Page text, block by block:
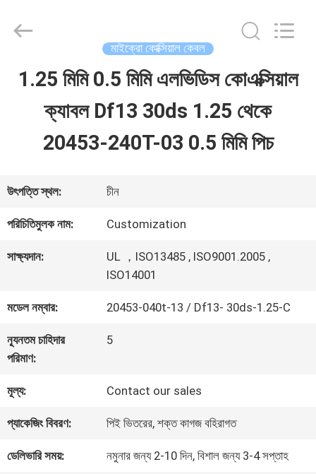
বাড়ি
ভিডিও
আমাদের
সম্বন্ধে
কারখানা
পরিদর্শন
গুণমান
নিয়ন্ত্রণ
Media
মাইক্রো কোক্সিয়াল কেবল
1.25 মিমি 0.5 মিমি এলভিডিস কোএক্সিয়াল
ক্যাবল Df13 30ds 1.25 থেকে
20453-240T-03 0.5 মিমি পিচ
উৎপত্তি স্থল: চীন
পরিচিতিমুলক নাম: Customization
সাক্ষ্যদান:
UL ，ISO13485 , ISO9001.2005 ,
ISO14001
মডেল নম্বার: 20453-040t-13 / Df13- 30ds-1.25-C
ন্যূনতম চাহিদার
পরিমাণ:
5
মূল্য: Contact our sales
প্যাকেজিং বিবরণ: পিই ভিতরের, শক্ত কাগজ বহিরাগত
ডেলিভারি সময়: নমুনার জন্য 2-10 দিন, বিশাল জন্য 3-4 সপ্তাহ